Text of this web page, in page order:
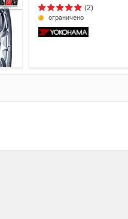
(2)
ограничено